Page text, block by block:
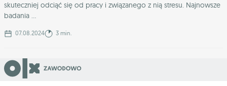
skuteczniej odciąć się od pracy i związanego z nią stresu. Najnowsze
badania ...
07.08.2024 3 min.